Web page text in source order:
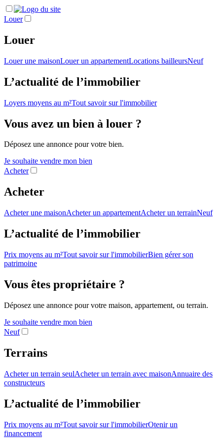
Louer
Louer
Louer une maisonLouer un appartementLocations bailleursNeuf
L’actualité de l’immobilier
Loyers moyens au m²Tout savoir sur l'immobilier
Vous avez un bien à louer ?
Déposez une annonce pour votre bien.
Je souhaite vendre mon bien
Acheter
Acheter
Acheter une maisonAcheter un appartementAcheter un terrainNeuf
L’actualité de l’immobilier
Prix moyens au m²Tout savoir sur l'immobilierBien gérer son
patrimoine
Vous êtes propriétaire ?
Déposez une annonce pour votre maison, appartement, ou terrain.
Je souhaite vendre mon bien
Neuf
Terrains
Acheter un terrain seulAcheter un terrain avec maisonAnnuaire des
constructeurs
L’actualité de l’immobilier
Prix moyens au m²Tout savoir sur l'immobilierOtenir un
financement